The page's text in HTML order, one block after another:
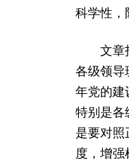
科学性，
文章
各级领导
年党的建
特别是各
是要对照
度，增